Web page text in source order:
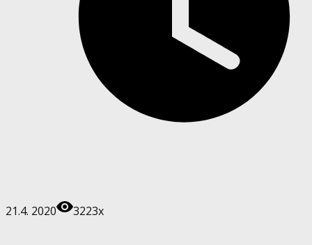
21.4. 2020 3223x